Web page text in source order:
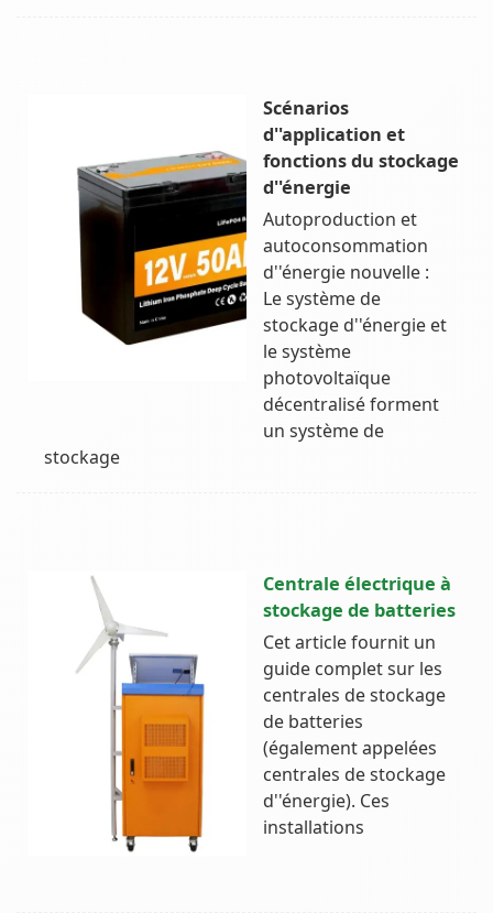
Scénarios
d''application et
fonctions du stockage
d''énergie
Autoproduction et
autoconsommation
d''énergie nouvelle :
Le système de
stockage d''énergie et
le système
photovoltaïque
décentralisé forment
un système de
stockage
Centrale électrique à
stockage de batteries
Cet article fournit un
guide complet sur les
centrales de stockage
de batteries
(également appelées
centrales de stockage
d''énergie). Ces
installations